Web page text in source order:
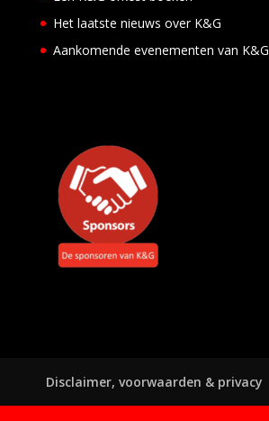
Het laatste nieuws over K&G
Aankomende evenementen van K&G
Disclaimer, voorwaarden & privacy